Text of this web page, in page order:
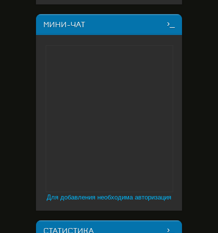
МИНИ-ЧАТ
Для добавления необходима авторизация
СТАТИСТИКА